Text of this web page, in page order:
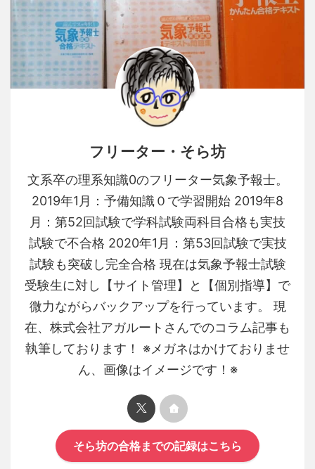
フリーター・そら坊
文系卒の理系知識0のフリーター気象予報士。
2019年1月：予備知識０で学習開始 2019年8
月：第52回試験で学科試験両科目合格も実技
試験で不合格 2020年1月：第53回試験で実技
試験も突破し完全合格 現在は気象予報士試験
受験生に対し【サイト管理】と【個別指導】で
微力ながらバックアップを行っています。 現
在、株式会社アガルートさんでのコラム記事も
執筆しております！ ※メガネはかけておりませ
ん、画像はイメージです！※
そら坊の合格までの記録はこちら